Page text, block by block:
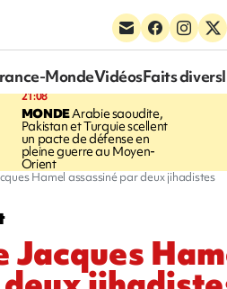
MondeVidéosFaits divers
21:08
MONDEArabie saoudite,
Pakistan et Turquie scellent
un pacte de défense en
pleine guerre au Moyen-
Orient
Hamel assassiné par deux jihadistes
Jacques